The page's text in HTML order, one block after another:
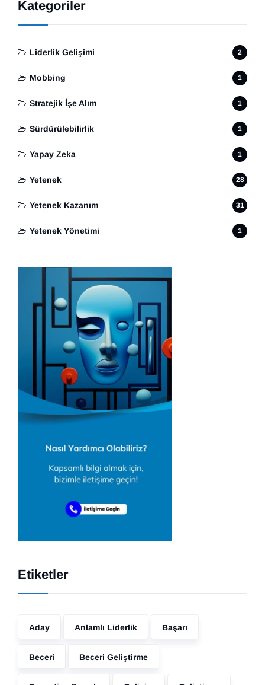
Kategoriler
Liderlik Gelişimi 2
Mobbing 1
Stratejik İşe Alım 1
Sürdürülebilirlik 1
Yapay Zeka 1
Yetenek 28
Yetenek Kazanım 31
Yetenek Yönetimi 1
Etiketler
Aday Anlamlı Liderlik Başarı
Beceri Beceri Geliştirme